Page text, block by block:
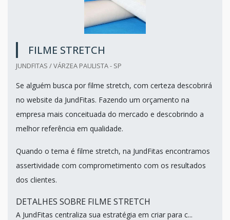
FILME STRETCH
JUNDFITAS / VÁRZEA PAULISTA - SP
Se alguém busca por filme stretch, com certeza descobrirá
no website da JundFitas. Fazendo um orçamento na
empresa mais conceituada do mercado e descobrindo a
melhor referência em qualidade.
Quando o tema é filme stretch, na JundFitas encontramos
assertividade com comprometimento com os resultados
dos clientes.
DETALHES SOBRE FILME STRETCH
A JundFitas centraliza sua estratégia em criar para c...